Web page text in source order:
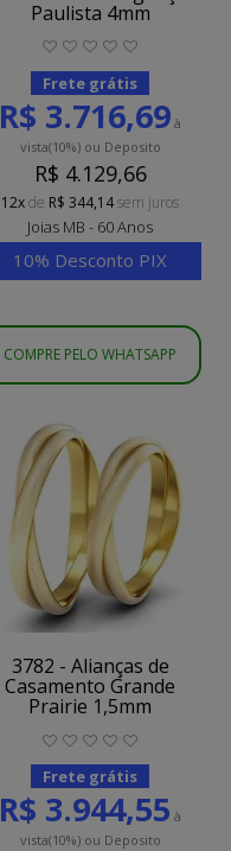
Paulista 4mm
Frete grátis
R$ 3.716,69 à
vista(10%)ou Deposito
R$ 4.129,66
12xde R$ 344,14sem juros
Joias MB - 60 Anos
10% Desconto PIX
COMPRE PELO WHATSAPP
3782 - Alianças de
Casamento Grande
Prairie 1,5mm
Frete grátis
R$ 3.944,55 à
vista(10%)ou Deposito